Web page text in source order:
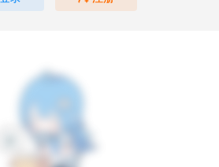
换偶游戏。博美是有名的非常严肃
纵，在悠真面前尽情地享受快感。同
技巧所玩弄，经历了不堪控制的挑战
大麻烦正在悄然逼近……